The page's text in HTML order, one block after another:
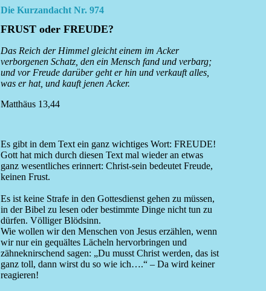
Die Kurzandacht Nr. 974
FRUST oder FREUDE?
Das Reich der Himmel gleicht einem im Acker
verborgenen Schatz, den ein Mensch fand und verbarg;
und vor Freude darüber geht er hin und verkauft alles,
was er hat, und kauft jenen Acker.
Matthäus 13,44
Es gibt in dem Text ein ganz wichtiges Wort: FREUDE!
Gott hat mich durch diesen Text mal wieder an etwas
ganz wesentliches erinnert: Christ-sein bedeutet Freude,
keinen Frust.
Es ist keine Strafe in den Gottesdienst gehen zu müssen,
in der Bibel zu lesen oder bestimmte Dinge nicht tun zu
dürfen. Völliger Blödsinn.
Wie wollen wir den Menschen von Jesus erzählen, wenn
wir nur ein gequältes Lächeln hervorbringen und
zähneknirschend sagen: „Du musst Christ werden, das ist
ganz toll, dann wirst du so wie ich….“ – Da wird keiner
reagieren!